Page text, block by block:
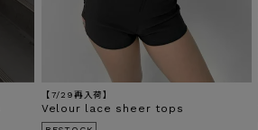
【7/29再入荷】
Velour lace sheer tops